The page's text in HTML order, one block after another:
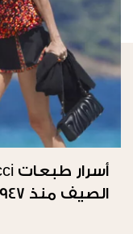
الصيف منذ 1947